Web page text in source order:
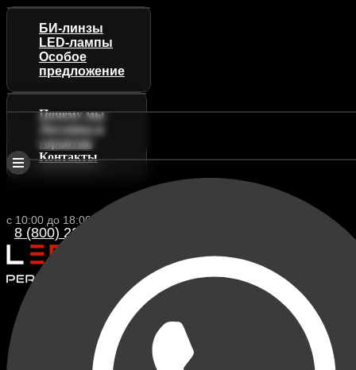
с 10:00 до 18:00 (МСК)
8 (800) 222 88-13
БИ-линзы
LED-лампы
Особое
предложение
Почему мы
Доставка и
гарантии
Контакты